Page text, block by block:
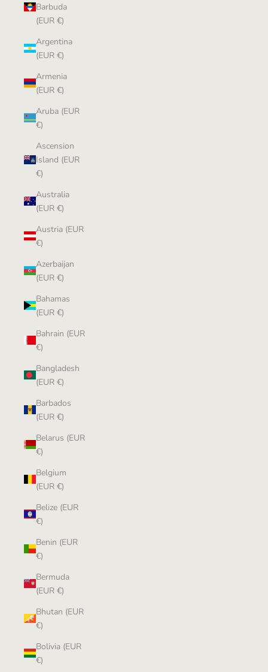
Barbuda
(EUR €)
Argentina
(EUR €)
Armenia
(EUR €)
Aruba (EUR
€)
Ascension
Island (EUR
€)
Australia
(EUR €)
Austria (EUR
€)
Azerbaijan
(EUR €)
Bahamas
(EUR €)
Bahrain (EUR
€)
Bangladesh
(EUR €)
Barbados
(EUR €)
Belarus (EUR
€)
Belgium
(EUR €)
Belize (EUR
€)
Benin (EUR
€)
Bermuda
(EUR €)
Bhutan (EUR
€)
Bolivia (EUR
€)